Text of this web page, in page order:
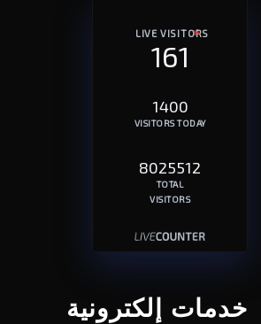
LIVE VISITORS
161
1400
VISITORS TODAY
8025512
TOTAL
VISITORS
خدمات إلكترونية